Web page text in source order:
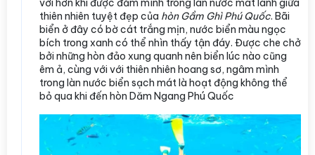
vời hơn khi được đắm mình trong làn nước mát lành giữa
thiên nhiên tuyệt đẹp của hòn Gầm Ghì Phú Quốc. Bãi
biển ở đây có bờ cát trắng mịn, nước biển màu ngọc
bích trong xanh có thể nhìn thấy tận đáy. Được che chở
bởi những hòn đảo xung quanh nên biển lúc nào cũng
êm ả, cùng với với thiên nhiên hoang sơ, ngâm mình
trong làn nước biển sạch mát là hoạt động không thể
bỏ qua khi đến hòn Dăm Ngang Phú Quốc